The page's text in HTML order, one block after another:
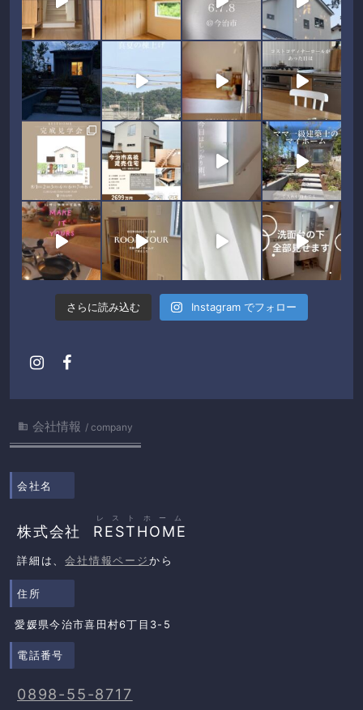
さらに読み込む Instagram でフォロー
 会社情報 company
会社名
株式会社 RESTHOME
レストホーム
詳細は、会社情報ページから
住所
愛媛県今治市喜田村6丁目3-5
電話番号
0898-55-8717